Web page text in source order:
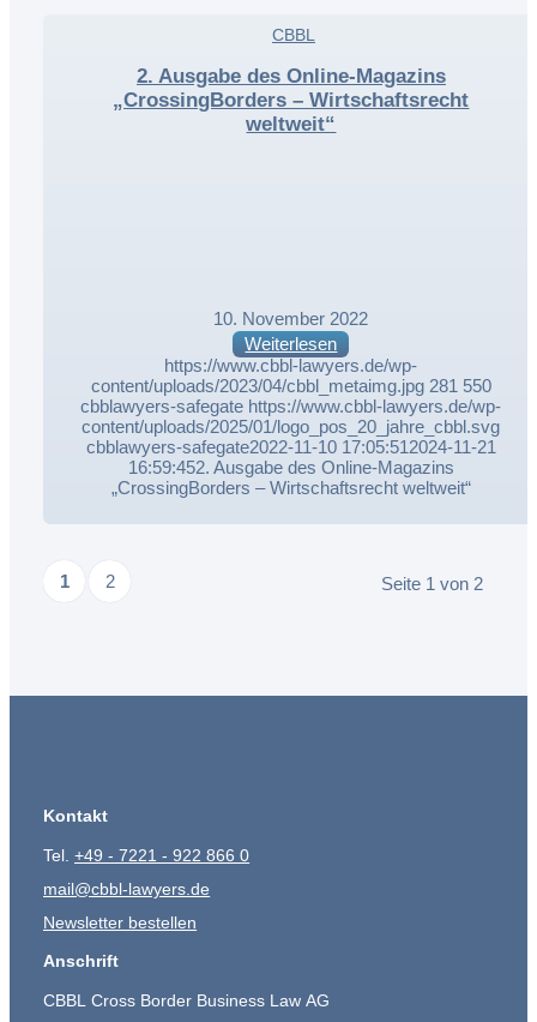
2. Ausgabe des Online-Magazins
„CrossingBorders – Wirtschaftsrecht
weltweit“
CBBL
10. November 2022
Weiterlesen
https://www.cbbl-lawyers.de/wp-
content/uploads/2023/04/cbbl_metaimg.jpg 281 550
cbblawyers-safegate https://www.cbbl-lawyers.de/wp-
content/uploads/2025/01/logo_pos_20_jahre_cbbl.svg
cbblawyers-safegate2022-11-10 17:05:512024-11-21
16:59:452. Ausgabe des Online-Magazins
„CrossingBorders – Wirtschaftsrecht weltweit“
Seite 1 von 2
1 2
Kontakt
Tel.+49 - 7221 - 922 866 0
mail@cbbl-lawyers.de
Newsletter bestellen
Anschrift
CBBL Cross Border Business Law AG